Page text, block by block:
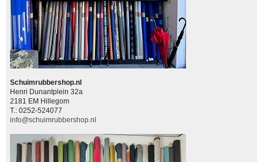
Schuimrubbershop.nl
Henri Dunantplein 32a
2181 EM Hillegom
T.: 0252-524077
info@schuimrubbershop.nl